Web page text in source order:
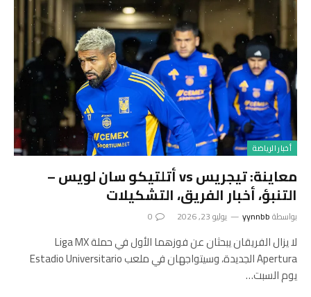
أخبار الرياضة
معاينة: تيجريس vs أتلتيكو سان لويس –
التنبؤ، أخبار الفريق، التشكيلات
بواسطةyynnbb يوليو 23, 2026 0
لا يزال الفريقان يبحثان عن فوزهما الأول في حملة Liga MX
Apertura الجديدة، وسيتواجهان في ملعب Estadio Universitario
يوم السبت…